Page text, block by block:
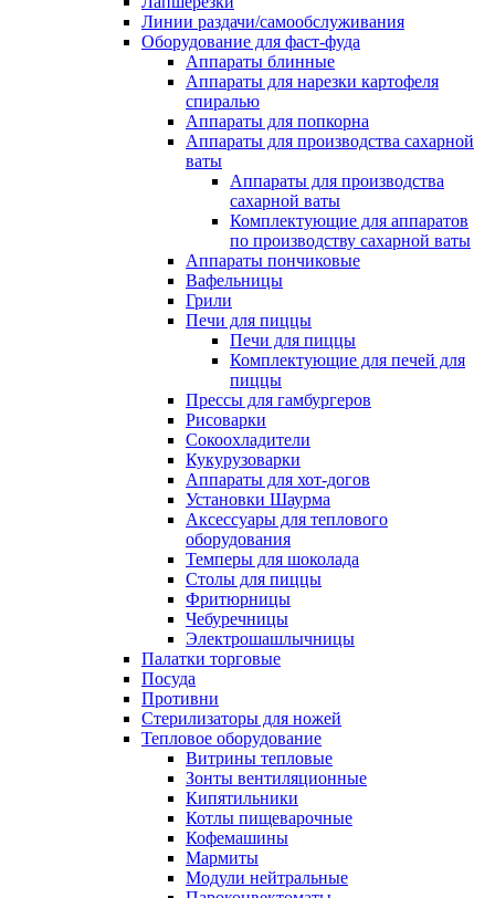
Линии раздачи/самообслуживания
Оборудование для фаст-фуда
Аппараты блинные
Аппараты для нарезки картофеля
спиралью
Аппараты для попкорна
Аппараты для производства сахарной
ваты
Аппараты для производства
сахарной ваты
Комплектующие для аппаратов
по производству сахарной ваты
Аппараты пончиковые
Вафельницы
Грили
Печи для пиццы
Печи для пиццы
Комплектующие для печей для
пиццы
Прессы для гамбургеров
Рисоварки
Сокоохладители
Кукурузоварки
Аппараты для хот-догов
Установки Шаурма
Аксессуары для теплового
оборудования
Темперы для шоколада
Столы для пиццы
Фритюрницы
Чебуречницы
Электрошашлычницы
Палатки торговые
Посуда
Противни
Стерилизаторы для ножей
Тепловое оборудование
Витрины тепловые
Зонты вентиляционные
Кипятильники
Котлы пищеварочные
Кофемашины
Мармиты
Модули нейтральные